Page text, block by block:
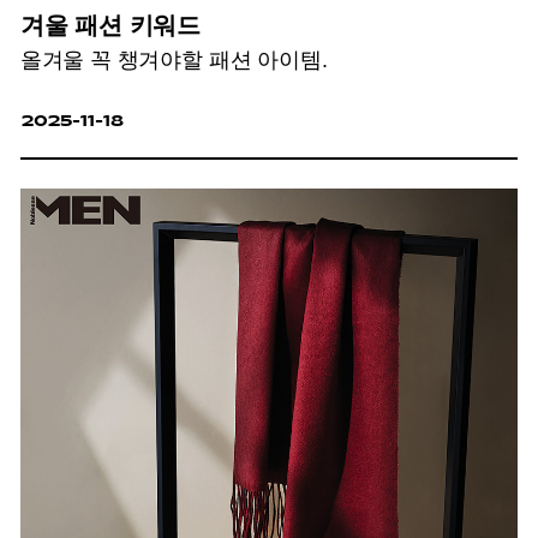
겨울 패션 키워드
올겨울 꼭 챙겨야할 패션 아이템.
2025-11-18